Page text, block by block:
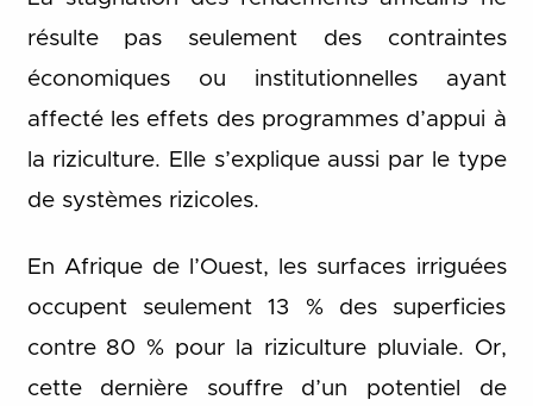
résulte pas seulement des contraintes
économiques ou institutionnelles ayant
affecté les effets des programmes d’appui à
la riziculture. Elle s’explique aussi par le type
de systèmes rizicoles.
En Afrique de l’Ouest, les surfaces irriguées
occupent seulement 13 % des superficies
contre 80 % pour la riziculture pluviale. Or,
cette dernière souffre d’un potentiel de